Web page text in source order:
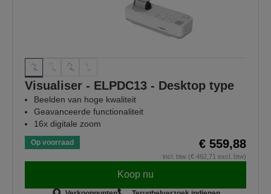
Visualiser - ELPDC13 - Desktop type
Beelden van hoge kwaliteit
Geavanceerde functionaliteit
16x digitale zoom
Op voorraad € 559,88
incl. btw (€ 462,71 excl. btw)
Koop nu